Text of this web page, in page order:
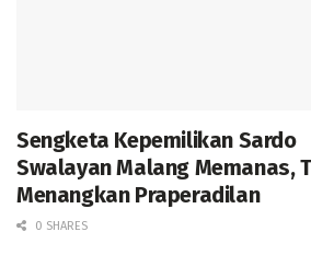
Sengketa Kepemilikan Sardo
Swalayan Malang Memanas,
Menangkan Praperadilan
0 SHARES